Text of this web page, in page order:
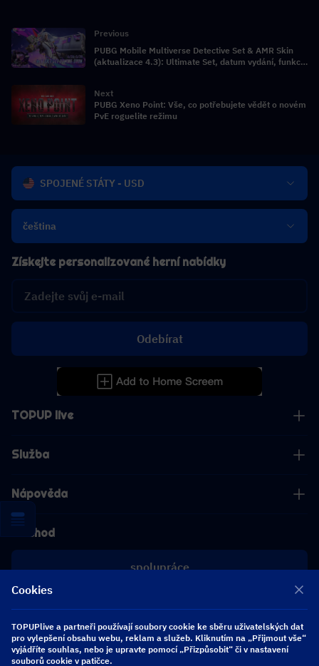
Previous
PUBG Mobile Multiverse Detective Set & AMR Skin
(aktualizace 4.3): Ultimate Set, datum vydání, funkce
Next
PUBG Xeno Point: Vše, co potřebujete vědět o novém
PvE roguelite režimu
SPOJENÉ STÁTY - USD
čeština
TOPUP live
Služba
Nápověda
Obchod
spolupráce
[email protected]
Získejte personalizované herní nabídky
Odebírat
Sledujte nás
Cookies
TOPUPlive a partneři používají soubory cookie ke sběru uživatelských dat
pro vylepšení obsahu webu, reklam a služeb. Kliknutím na „Přijmout vše“
vyjádříte souhlas, nebo je upravte pomocí „Přizpůsobit“ či v nastavení
souborů cookie v patičce.